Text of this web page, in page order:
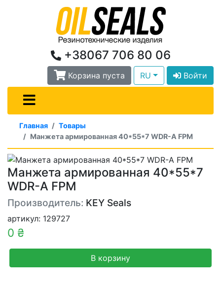
+38067 706 80 06
Корзина пуста RU Войти
Главная
Товары
Манжета армированная 40*55*7 WDR-A FPM
Манжета армированная 40*55*7
WDR-A FPM
Производитель: KEY Seals
артикул: 129727
0 ₴
В корзину